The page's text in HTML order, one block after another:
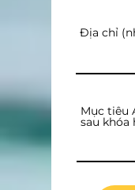
Địa chỉ
Mục tiêu
sau khóa